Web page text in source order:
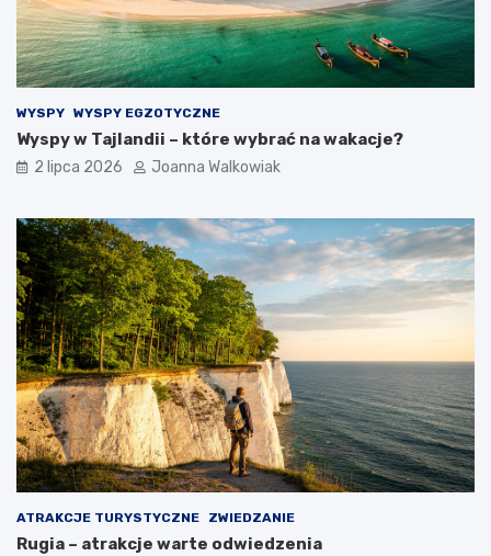
WYSPY WYSPY EGZOTYCZNE
Wyspy w Tajlandii – które wybrać na wakacje?
2 lipca 2026 Joanna Walkowiak
ATRAKCJE TURYSTYCZNE ZWIEDZANIE
Rugia – atrakcje warte odwiedzenia